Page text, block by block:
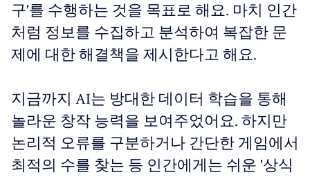
구'를 수행하는 것을 목표로 해요. 마치 인간
처럼 정보를 수집하고 분석하여 복잡한 문
제에 대한 해결책을 제시한다고 해요.
지금까지 AI는 방대한 데이터 학습을 통해
놀라운 창작 능력을 보여주었어요. 하지만
논리적 오류를 구분하거나 간단한 게임에서
최적의 수를 찾는 등 인간에게는 쉬운 '상식